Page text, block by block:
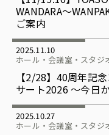
WANDARA〜
ご案内
2025.11.10
ホール・会議室・スタジ
【2/28】40周年記
サート2026 ～今日
2025.10.27
ホール・会議室・スタジ